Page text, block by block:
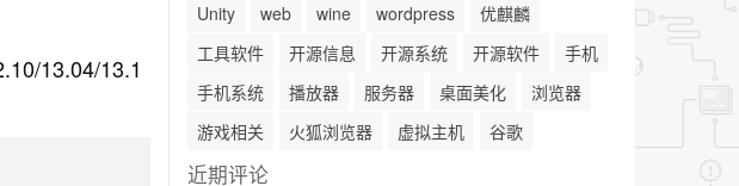
13.04/13.1
Unity
web wine wordpress
优麒麟
工具软件
开源信息 开源系统 开源软件
手机
手机系统
播放器 服务器 桌面美化
浏览器
游戏相关
火狐浏览器 虚拟主机 谷歌
近期评论